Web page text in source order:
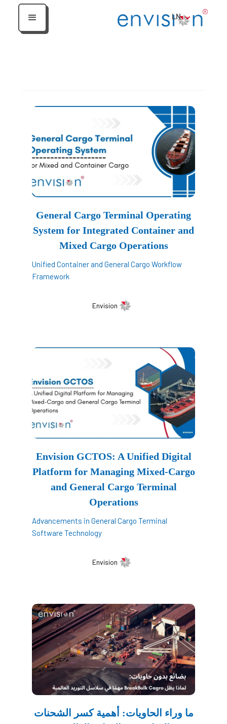
LN
General Cargo Terminal Operating
System for Integrated Container and
Mixed Cargo Operations
Unified Container and General Cargo Workflow
Framework
Envision
Envision GCTOS: A Unified Digital
Platform for Managing Mixed-Cargo
and General Cargo Terminal
Operations
Advancements in General Cargo Terminal
Software Technology
Envision
ما وراء الحاويات: أهمية كسر الشحنات